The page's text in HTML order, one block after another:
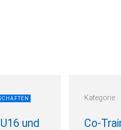
und
Kategorie:
Co-